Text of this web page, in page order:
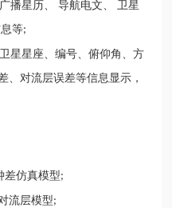
播星历、 导航电文、 卫星
等;
星星座、编号、俯仰角、方
、对流层误差等信息显示，
差仿真模型;
流层模型;